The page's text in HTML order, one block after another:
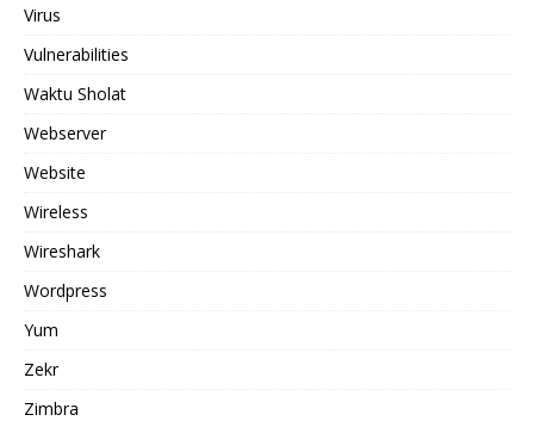
Virus
Vulnerabilities
Waktu Sholat
Webserver
Website
Wireless
Wireshark
Wordpress
Yum
Zekr
Zimbra